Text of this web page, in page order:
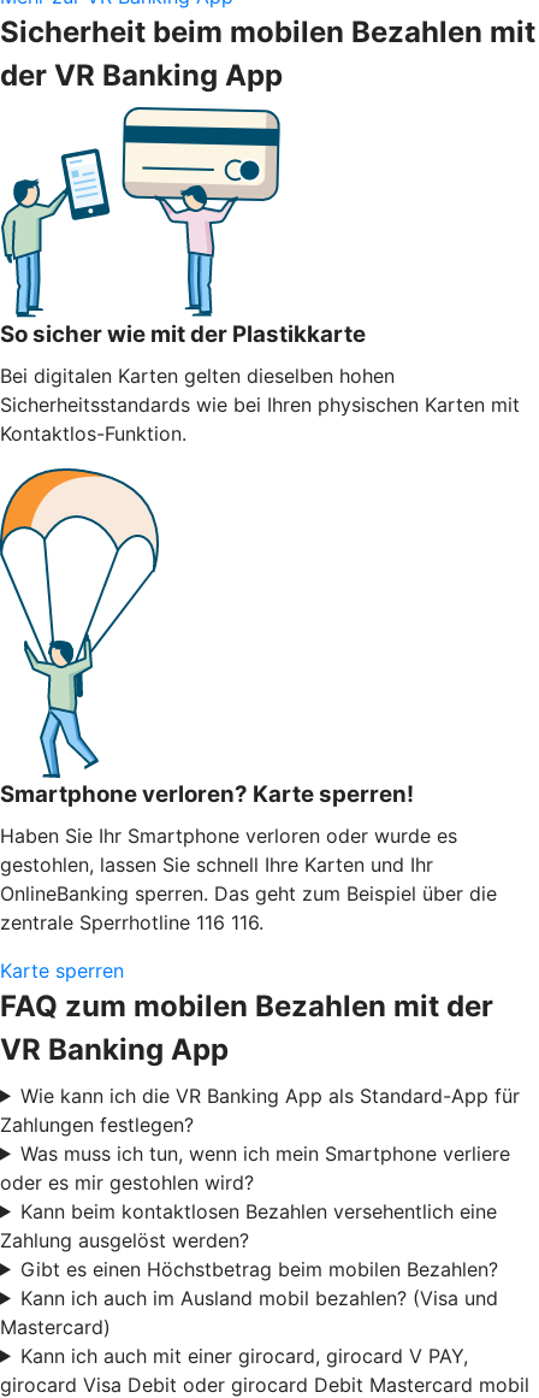
Sicherheit beim mobilen Bezahlen mit
der VR Banking App
So sicher wie mit der Plastikkarte
Bei digitalen Karten gelten dieselben hohen
Sicherheitsstandards wie bei Ihren physischen Karten mit
Kontaktlos-Funktion.
Smartphone verloren? Karte sperren!
Haben Sie Ihr Smartphone verloren oder wurde es
gestohlen, lassen Sie schnell Ihre Karten und Ihr
OnlineBanking sperren. Das geht zum Beispiel über die
zentrale Sperrhotline 116 116.
Karte sperren
FAQ zum mobilen Bezahlen mit der
VR Banking App
Wie kann ich die VR Banking App als Standard-App für
Zahlungen festlegen?
Was muss ich tun, wenn ich mein Smartphone verliere
oder es mir gestohlen wird?
Kann beim kontaktlosen Bezahlen versehentlich eine
Zahlung ausgelöst werden?
Gibt es einen Höchstbetrag beim mobilen Bezahlen?
Kann ich auch im Ausland mobil bezahlen? (Visa und
Mastercard)
Kann ich auch mit einer girocard, girocard V PAY,
girocard Visa Debit oder girocard Debit Mastercard mobil